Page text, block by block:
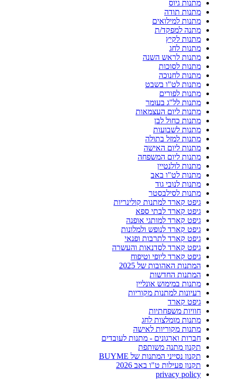
מתנות גיוס
מתנות תודה
מתנות למילואים
מתנה למפקד/ת
מתנות לקיץ
מתנות לחג
מתנות לראש השנה
מתנות לסוכות
מתנות לחנוכה
מתנות לט"ו בשבט
מתנות לפורים
מתנות לל"ג בעומר
מתנות ליום העצמאות
מתנות כחול לבן
מתנות לשבועות
מתנות למזל בתולה
מתנות ליום האישה
מתנות ליום המשפחה
מתנות לולנטיין
מתנות לט"ו באב
מתנות לנובי גוד
מתנות לסילבסטר
גיפט קארד למתנות קולינריות
גיפט קארד לבתי ספא
גיפט קארד למותגי אופנה
גיפט קארד לנופש ולמלונות
גיפט קארד לתרבות ופנאי
גיפט קארד לסדנאות והעשרה
גיפט קארד ליופי וטיפוח
המתנות האהובות של 2025
המתנות החדשות
מתנות במימוש אונליין
רעיונות למתנות מקוריות
גיפט קארד
חוויות משפחתיות
מתנות מומלצות לחג
מתנות מקוריות לאישה
חברות וארגונים - מתנות לעובדים
תקנון מתנה משותפת
תקנון נסייני המתנות של BUYME
תקנון פעילות ט"ו באב 2026
privacy policy